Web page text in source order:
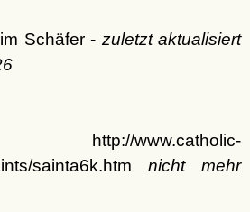
Schäfer - zuletzt aktualisiert
www.catholic-
sainta6k.htm nicht mehr